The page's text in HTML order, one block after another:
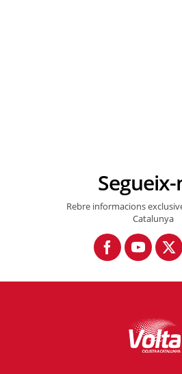
Rebre informacions
Catalunya